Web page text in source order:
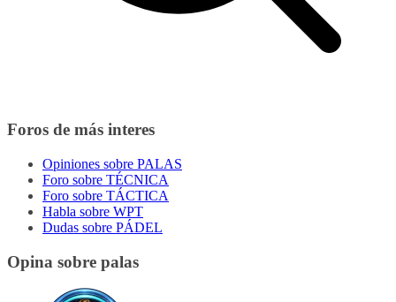
Foros de más interes
Opiniones sobre PALAS
Foro sobre TÉCNICA
Foro sobre TÁCTICA
Habla sobre WPT
Dudas sobre PÁDEL
Opina sobre palas